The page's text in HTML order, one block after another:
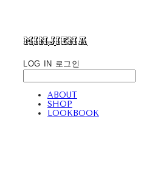
minjiena
LOG IN 로그인
ABOUT
SHOP
LOOKBOOK